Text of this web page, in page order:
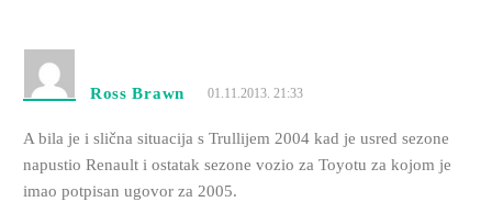
Ross Brawn 01.11.2013. 21:33
A bila je i slična situacija s Trullijem 2004 kad je usred sezone
napustio Renault i ostatak sezone vozio za Toyotu za kojom je
imao potpisan ugovor za 2005.